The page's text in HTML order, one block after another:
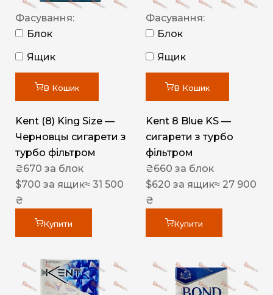
Фасування:
Блок
Ящик
В Кошик
Kent (8) King Size —
Черновцы сигарети з
турбо фільтром
₴670 за блок
$700 за ящик≈ 31 500
₴
Купити
Фасування:
Блок
Ящик
В Кошик
Kent 8 Blue KS —
сигарети з турбо
фільтром
₴660 за блок
$620 за ящик≈ 27 900
₴
Купити